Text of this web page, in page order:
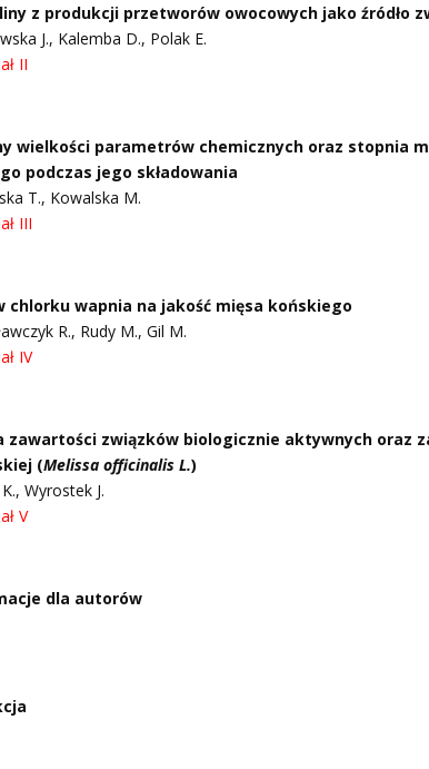
z produkcji przetworów owocowych jako źródło
J., Kalemba D., Polak E.
II
wielkości parametrów chemicznych oraz stopnia
podczas jego składowania
T., Kowalska M.
III
chlorku wapnia na jakość mięsa końskiego
R., Rudy M., Gil M.
IV
zawartości związków biologicznie aktywnych oraz
(Melissa officinalis L.)
Wyrostek J.
V
dla autorów